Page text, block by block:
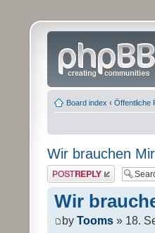
Board index ‹ Öffentliche
Wir brauchen
Post a reply
Wir
by Tooms » 18.